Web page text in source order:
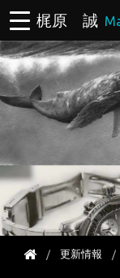
梶原 誠
更新情報